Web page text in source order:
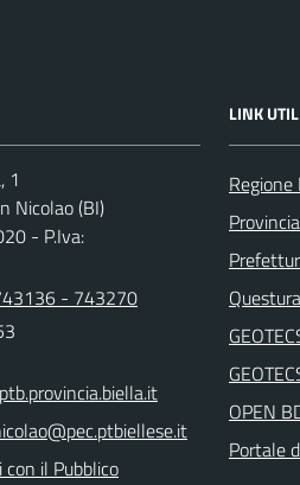
1
Nicolao (BI)
- P.Iva:
- 743270
con il Pubblico
LINK
OPEN
Portale